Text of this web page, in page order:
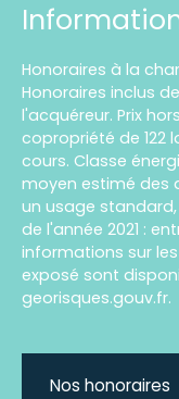
Honoraires à la
Honoraires inclus
l'acquéreur. Prix
copropriété de 122
cours. Classe
moyen estimé des
un usage
de l'année 2021 :
informations sur
exposé sont
georisques.gouv.fr.
Nos honoraires